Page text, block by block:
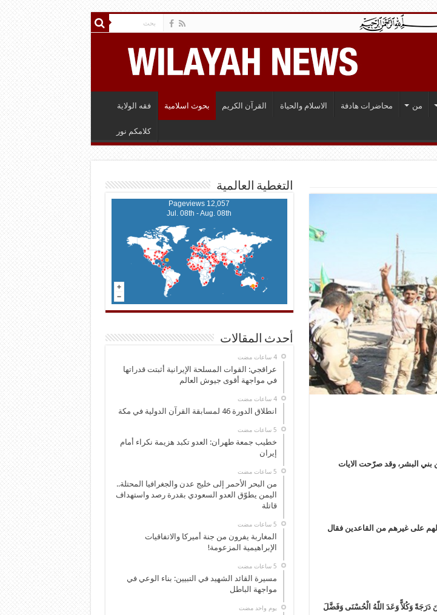
من محاضرات هادفة الاسلام والحياة القرآن الكريم بحوث اسلامية فقه الولاية
كلامكم نور
بني البشر، وقد صرّحت الايات
لهم على غيرهم من القاعدين فقال
دَرَجَةً وَكُلاًّ وَعَدَ اللّهُ الْحُسْنَى وَفَضَّلَ
التغطية العالمية
12,057 Pageviews
Jul. 08th - Aug. 08th
أحدث المقالات
‏4 ساعات مضت
عراقجي: القوات المسلحة الإيرانية أثبتت قدراتها
في مواجهة أقوى جيوش العالم
‏4 ساعات مضت
انطلاق الدورة 46 لمسابقة القرآن الدولية في مكة
خطيب جمعة طهران: العدو تكبد هزيمة نكراء أمام
إيران
من البحر الأحمر إلى خليج عدن والجغرافيا المحتلة..
اليمن يطوّق العدو السعودي بقدرة رصد واستهداف
قاتلة
المغاربة يفرون من جنة أميركا والاتفاقيات
الإبراهيمية المزعومة!
مسيرة القائد الشهيد في التبيين: بناء الوعي في
مواجهة الباطل
‏يوم واحد مضت